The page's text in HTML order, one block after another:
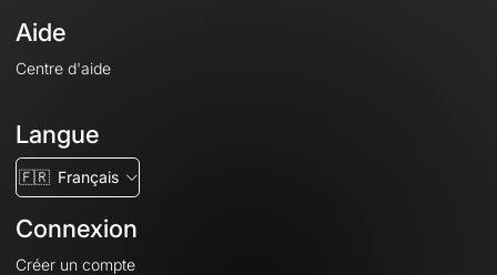
Aide
Centre d'aide
Langue
🇫🇷 Français
Connexion
Créer un compte